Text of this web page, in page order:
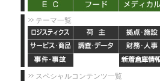
テーマ一覧
スペシャルコンテンツ一覧